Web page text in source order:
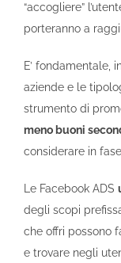
“accogliere”
porteranno a
E’ fondamentale,
aziende e le
strumento di
meno buoni
considerare in
Le Facebook ADS
degli scopi
che offri possono
e trovare negli